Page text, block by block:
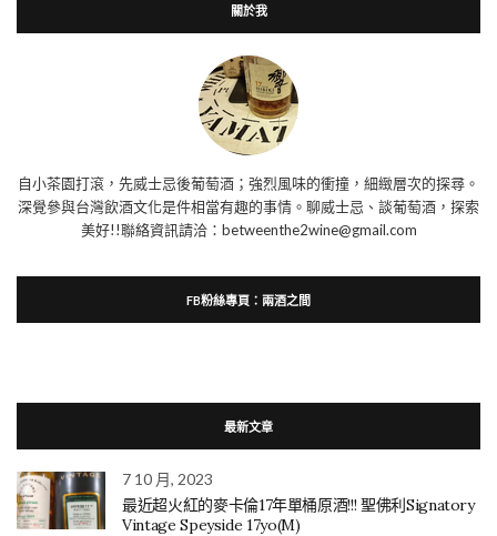
關於我
自小茶園打滾，先威士忌後葡萄酒；強烈風味的衝撞，細緻層次的探尋。
深覺參與台灣飲酒文化是件相當有趣的事情。聊威士忌、談葡萄酒，探索
美好!!聯絡資訊請洽：betweenthe2wine@gmail.com
FB粉絲專頁：兩酒之間
最新文章
7 10 月, 2023
最近超火紅的麥卡倫17年單桶原酒!!! 聖佛利Signatory
Vintage Speyside 17yo(M)